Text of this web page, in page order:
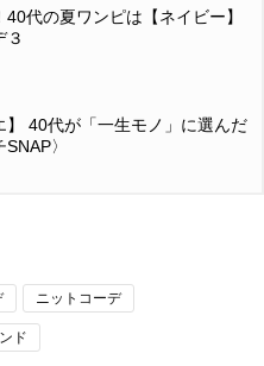
代の夏ワンピは【ネイビー】
３
】 40代が「一生モノ」に選んだ
〉
ニットコーデ
ド